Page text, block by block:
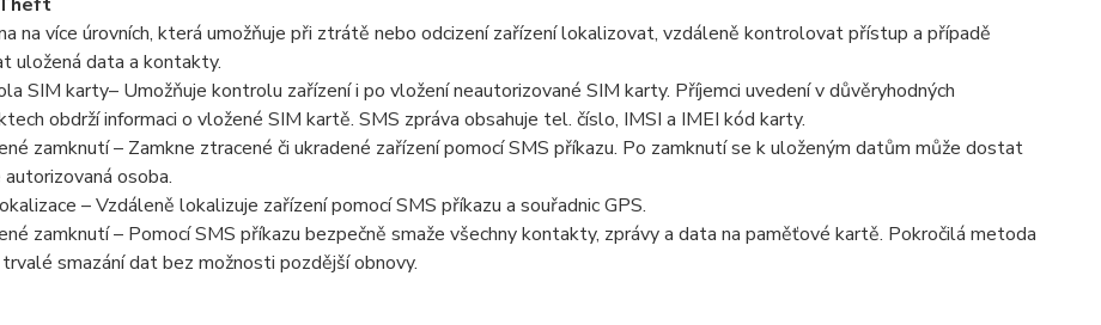
na více úrovních, která umožňuje při ztrátě nebo odcizení zařízení lokalizovat, vzdáleně kontrolovat přístup a případě
uložená data a kontakty.
SIM karty– Umožňuje kontrolu zařízení i po vložení neautorizované SIM karty. Příjemci uvedení v důvěryhodných
obdrží informaci o vložené SIM kartě. SMS zpráva obsahuje tel. číslo, IMSI a IMEI kód karty.
zamknutí – Zamkne ztracené či ukradené zařízení pomocí SMS příkazu. Po zamknutí se k uloženým datům může dostat
osoba.
– Vzdáleně lokalizuje zařízení pomocí SMS příkazu a souřadnic GPS.
zamknutí – Pomocí SMS příkazu bezpečně smaže všechny kontakty, zprávy a data na paměťové kartě. Pokročilá metoda
smazání dat bez možnosti pozdější obnovy.